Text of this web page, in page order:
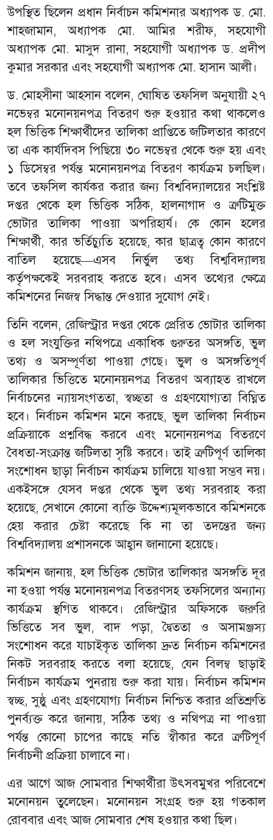
উপস্থিত ছিলেন প্রধান নির্বাচন কমিশনার অধ্যাপক ড. মো.
শাহজামান, অধ্যাপক মো. আমির শরীফ, সহযোগী
অধ্যাপক মো. মাসুদ রানা, সহযোগী অধ্যাপক ড. প্রদীপ
কুমার সরকার এবং সহযোগী অধ্যাপক মো. হাসান আলী।
ড. মোহসীনা আহসান বলেন, ঘোষিত তফসিল অনুযায়ী ২৭
নভেম্বর মনোনয়নপত্র বিতরণ শুরু হওয়ার কথা থাকলেও
হল ভিত্তিক শিক্ষার্থীদের তালিকা প্রাপ্তিতে জটিলতার কারণে
তা এক কার্যদিবস পিছিয়ে ৩০ নভেম্বর থেকে শুরু হয় এবং
১ ডিসেম্বর পর্যন্ত মনোনয়নপত্র বিতরণ কার্যক্রম চলছিল।
তবে তফসিল কার্যকর করার জন্য বিশ্ববিদ্যালয়ের সংশ্লিষ্ট
দপ্তর থেকে হল ভিত্তিক সঠিক, হালনাগাদ ও ত্রুটিমুক্ত
ভোটার তালিকা পাওয়া অপরিহার্য। কে কোন হলের
শিক্ষার্থী, কার ভর্তিচ্যুতি হয়েছে, কার ছাত্রত্ব কোন কারণে
বাতিল হয়েছে—এসব নির্ভুল তথ্য বিশ্ববিদ্যালয়
কর্তৃপক্ষকেই সরবরাহ করতে হবে। এসব তথ্যের ক্ষেত্রে
কমিশনের নিজস্ব সিদ্ধান্ত দেওয়ার সুযোগ নেই।
তিনি বলেন, রেজিস্ট্রার দপ্তর থেকে প্রেরিত ভোটার তালিকা
ও হল সংযুক্তির নথিপত্রে একাধিক গুরুতর অসঙ্গতি, ভুল
তথ্য ও অসম্পূর্ণতা পাওয়া গেছে। ভুল ও অসঙ্গতিপূর্ণ
তালিকার ভিত্তিতে মনোনয়নপত্র বিতরণ অব্যাহত রাখলে
নির্বাচনের ন্যায়সংগততা, স্বচ্ছতা ও গ্রহণযোগ্যতা বিঘ্নিত
হবে। নির্বাচন কমিশন মনে করছে, ভুল তালিকা নির্বাচন
প্রক্রিয়াকে প্রশ্নবিদ্ধ করবে এবং মনোনয়নপত্র বিতরণে
বৈধতা-সংক্রান্ত জটিলতা সৃষ্টি করবে। তাই ত্রুটিপূর্ণ তালিকা
সংশোধন ছাড়া নির্বাচন কার্যক্রম চালিয়ে যাওয়া সম্ভব নয়।
একইসঙ্গে যেসব দপ্তর থেকে ভুল তথ্য সরবরাহ করা
হয়েছে, সেখানে কোনো ব্যক্তি উদ্দেশ্যমূলকভাবে কমিশনকে
হেয় করার চেষ্টা করেছে কি না তা তদন্তের জন্য
বিশ্ববিদ্যালয় প্রশাসনকে আহ্বান জানানো হয়েছে।
কমিশন জানায়, হল ভিত্তিক ভোটার তালিকার অসঙ্গতি দূর
না হওয়া পর্যন্ত মনোনয়নপত্র বিতরণসহ তফসিলের অন্যান্য
কার্যক্রম স্থগিত থাকবে। রেজিস্ট্রার অফিসকে জরুরি
ভিত্তিতে সব ভুল, বাদ পড়া, দ্বৈততা ও অসামঞ্জস্য
সংশোধন করে যাচাইকৃত তালিকা দ্রুত নির্বাচন কমিশনের
নিকট সরবরাহ করতে বলা হয়েছে, যেন বিলম্ব ছাড়াই
নির্বাচন কার্যক্রম পুনরায় শুরু করা যায়। নির্বাচন কমিশন
স্বচ্ছ, সুষ্ঠু এবং গ্রহণযোগ্য নির্বাচন নিশ্চিত করার প্রতিশ্রুতি
পুনর্ব্যক্ত করে জানায়, সঠিক তথ্য ও নথিপত্র না পাওয়া
পর্যন্ত কোনো চাপের কাছে নতি স্বীকার করে ত্রুটিপূর্ণ
নির্বাচনী প্রক্রিয়া চালাবে না।
এর আগে আজ সোমবার শিক্ষার্থীরা উৎসবমুখর পরিবেশে
মনোনয়ন তুলেছেন। মনোনয়ন সংগ্রহ শুরু হয় গতকাল
রোববার এবং আজ সোমবার শেষ হওয়ার কথা ছিল।